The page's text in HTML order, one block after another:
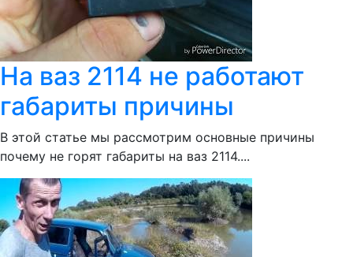
На ваз 2114 не работают
габариты причины
В этой статье мы рассмотрим основные причины
почему не горят габариты на ваз 2114....